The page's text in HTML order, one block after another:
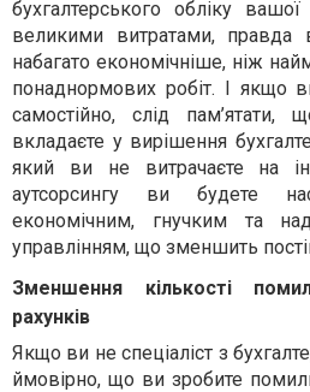
бухгалтерського обліку
великими витратами, правда
набагато економічніше, ніж
понаднормових робіт. І якщо
самостійно, слід
вкладаєте у вирішення
який ви не витрачаєте на
аутсорсингу ви будете
економічним, гнучким та
управлінням, що зменшить
Зменшення кількості
рахунків
Якщо ви не спеціаліст з
ймовірно, що ви зробите